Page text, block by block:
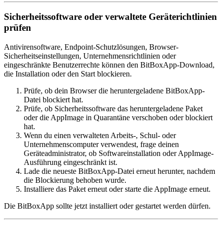
Sicherheitssoftware oder verwaltete Geräterichtlinien
prüfen
Antivirensoftware, Endpoint-Schutzlösungen, Browser-
Sicherheitseinstellungen, Unternehmensrichtlinien oder
eingeschränkte Benutzerrechte können den BitBoxApp-Download,
die Installation oder den Start blockieren.
Prüfe, ob dein Browser die heruntergeladene BitBoxApp-
Datei blockiert hat.
Prüfe, ob Sicherheitssoftware das heruntergeladene Paket
oder die AppImage in Quarantäne verschoben oder blockiert
hat.
Wenn du einen verwalteten Arbeits-, Schul- oder
Unternehmenscomputer verwendest, frage deinen
Geräteadministrator, ob Softwareinstallation oder AppImage-
Ausführung eingeschränkt ist.
Lade die neueste BitBoxApp-Datei erneut herunter, nachdem
die Blockierung behoben wurde.
Installiere das Paket erneut oder starte die AppImage erneut.
Die BitBoxApp sollte jetzt installiert oder gestartet werden dürfen.